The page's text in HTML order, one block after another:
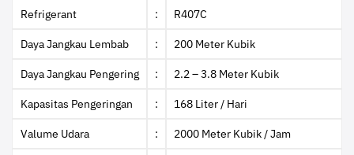
Refrigerant : R407C
Daya Jangkau Lembab : 200 Meter Kubik
Daya Jangkau Pengering : 2.2 – 3.8 Meter Kubik
Kapasitas Pengeringan : 168 Liter / Hari
Valume Udara : 2000 Meter Kubik / Jam